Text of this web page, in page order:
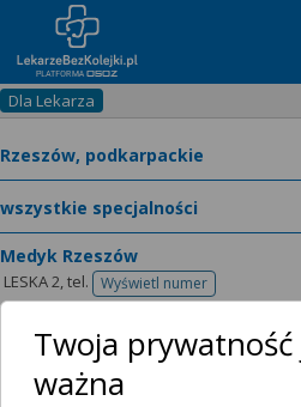
Dla Lekarza
Medyk Rzeszów
LESKA 2,tel. Wyświetl numer
telefonu
Natalia Urbaniak
LEKARZ - SPECJALISTA
Twoja
ważna